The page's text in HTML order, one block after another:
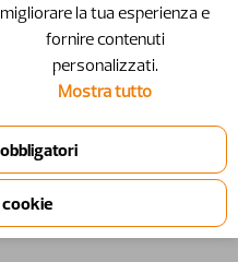
migliorare la tua esperienza e
fornire contenuti
personalizzati.
Mostra tutto